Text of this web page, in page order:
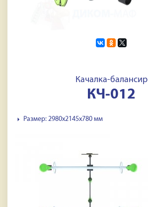
Качалка-балансир
КЧ-012
Размер: 2980х2145х780 мм